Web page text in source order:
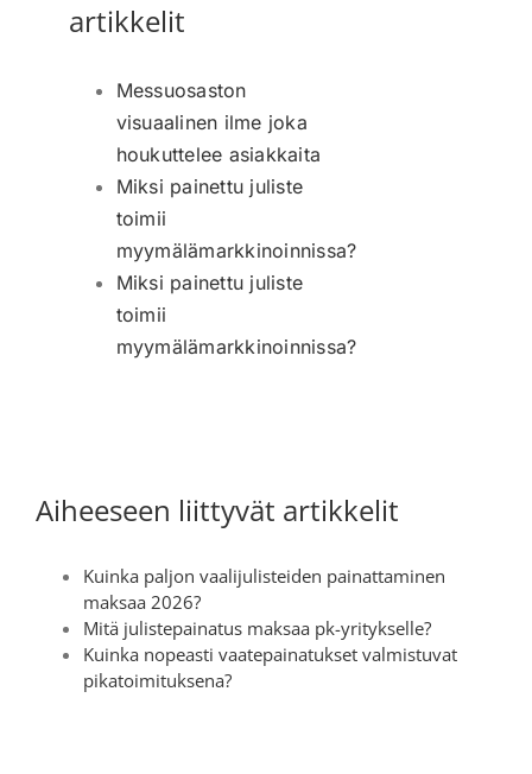
artikkelit
Messuosaston
visuaalinen ilme joka
houkuttelee asiakkaita
Miksi painettu juliste
toimii
myymälämarkkinoinnissa?
Miksi painettu juliste
toimii
myymälämarkkinoinnissa?
Aiheeseen liittyvät artikkelit
Kuinka paljon vaalijulisteiden painattaminen
maksaa 2026?
Mitä julistepainatus maksaa pk-yritykselle?
Kuinka nopeasti vaatepainatukset valmistuvat
pikatoimituksena?